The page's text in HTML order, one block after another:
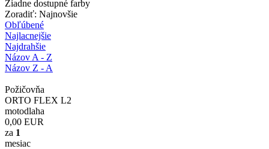
Žiadne dostupné farby
Zoradiť: Najnovšie
Obľúbené
Najlacnejšie
Najdrahšie
Názov A - Z
Názov Z - A
Požičovňa
ORTO FLEX L2
motodlaha
0,00 EUR
za 1
mesiac